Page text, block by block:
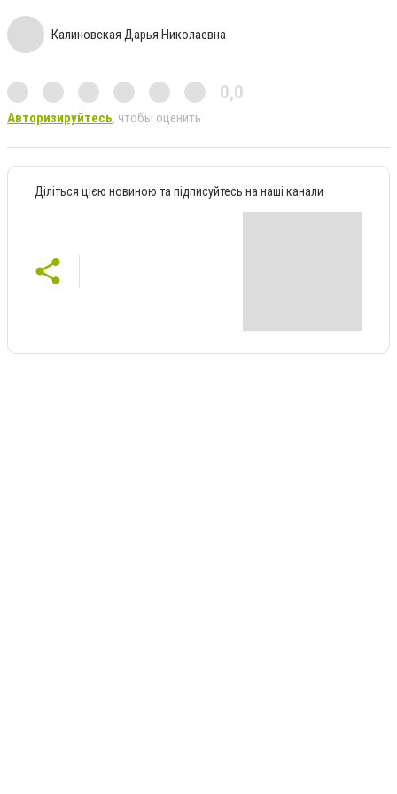
Калиновская Дарья Николаевна
0,0
Авторизируйтесь, чтобы оценить
Діліться цією новиною та підписуйтесь на наші канали